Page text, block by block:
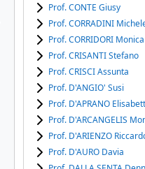
Prof. CONTE Giusy
Prof. CORRADINI
Prof. CORRIDORI Monica
Prof. CRISANTI Stefano
Prof. CRISCI Assunta
Prof. D'ANGIO' Susi
Prof. D'APRANO
Prof. D'ARCANGELIS
Prof. D'ARIENZO
Prof. D'AURO Davia